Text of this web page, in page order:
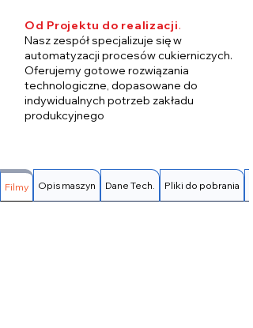
Od Projektu do realizacji.
Nasz zespół specjalizuje się w
automatyzacji procesów cukierniczych.
Oferujemy gotowe rozwiązania
technologiczne, dopasowane do
indywidualnych potrzeb zakładu
produkcyjnego
Filmy Opis maszyn Dane Tech. Pliki do pobrania